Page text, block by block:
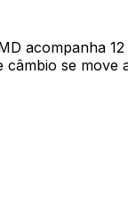
acompanha
se